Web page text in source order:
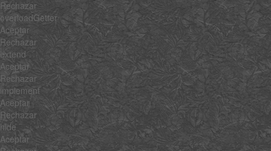
Rechazar
overloadGetter
Aceptar
Rechazar
extend
Aceptar
Rechazar
implement
Aceptar
Rechazar
hide
Aceptar